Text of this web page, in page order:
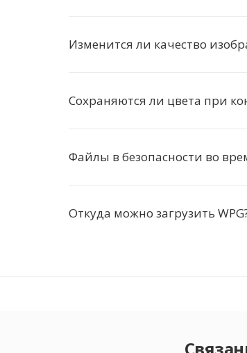
Изменится ли качество
Сохраняются ли цвета при
Файлы в безопасности во
Откуда можно загрузить